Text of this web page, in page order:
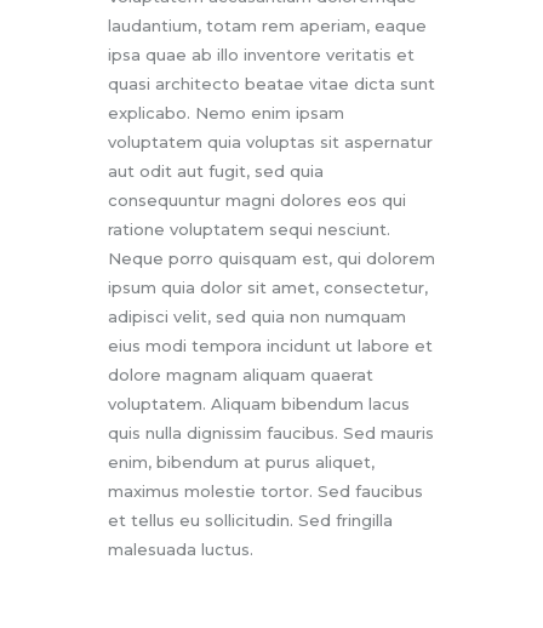
laudantium, totam rem aperiam, eaque
ipsa quae ab illo inventore veritatis et
quasi architecto beatae vitae dicta sunt
explicabo. Nemo enim ipsam
voluptatem quia voluptas sit aspernatur
aut odit aut fugit, sed quia
consequuntur magni dolores eos qui
ratione voluptatem sequi nesciunt.
Neque porro quisquam est, qui dolorem
ipsum quia dolor sit amet, consectetur,
adipisci velit, sed quia non numquam
eius modi tempora incidunt ut labore et
dolore magnam aliquam quaerat
voluptatem. Aliquam bibendum lacus
quis nulla dignissim faucibus. Sed mauris
enim, bibendum at purus aliquet,
maximus molestie tortor. Sed faucibus
et tellus eu sollicitudin. Sed fringilla
malesuada luctus.